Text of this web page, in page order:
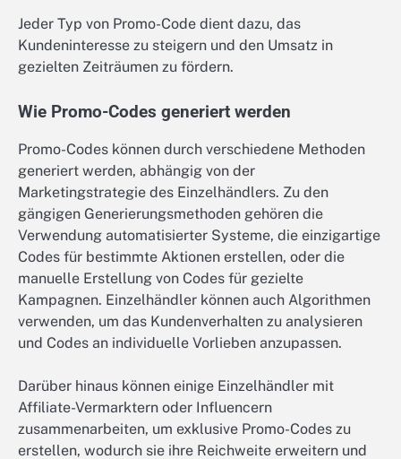
Jeder Typ von Promo-Code dient dazu, das
Kundeninteresse zu steigern und den Umsatz in
gezielten Zeiträumen zu fördern.
Wie Promo-Codes generiert werden
Promo-Codes können durch verschiedene Methoden
generiert werden, abhängig von der
Marketingstrategie des Einzelhändlers. Zu den
gängigen Generierungsmethoden gehören die
Verwendung automatisierter Systeme, die einzigartige
Codes für bestimmte Aktionen erstellen, oder die
manuelle Erstellung von Codes für gezielte
Kampagnen. Einzelhändler können auch Algorithmen
verwenden, um das Kundenverhalten zu analysieren
und Codes an individuelle Vorlieben anzupassen.
Darüber hinaus können einige Einzelhändler mit
Affiliate-Vermarktern oder Influencern
zusammenarbeiten, um exklusive Promo-Codes zu
erstellen, wodurch sie ihre Reichweite erweitern und